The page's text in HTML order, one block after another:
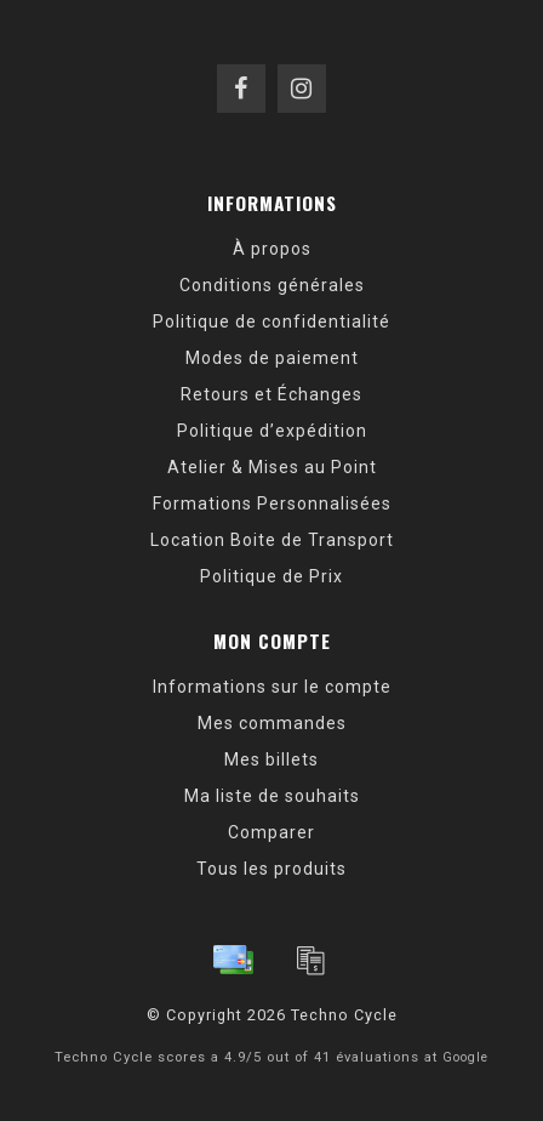
INFORMATIONS
À propos
Conditions générales
Politique de confidentialité
Modes de paiement
Retours et Échanges
Politique d’expédition
Atelier & Mises au Point
Formations Personnalisées
Location Boite de Transport
Politique de Prix
MON COMPTE
Informations sur le compte
Mes commandes
Mes billets
Ma liste de souhaits
Comparer
Tous les produits
© Copyright 2026 Techno Cycle
Techno Cycle scores a 4.9/ 5 out of 41 évaluations at Google